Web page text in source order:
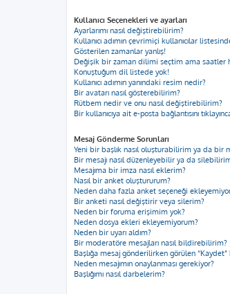
Kullanıcı Seçenekleri ve ayarları
Ayarlarımı nasıl değiştirebilirim?
Kullanıcı adımın çevrimiçi kullanıcılar
Gösterilen zamanlar yanlış!
Değişik bir zaman dilimi seçtim ama saatler
Konuştuğum dil listede yok!
Kullanıcı adımın yanındaki resim nedir?
Bir avatarı nasıl gösterebilirim?
Rütbem nedir ve onu nasıl değiştirebilirim?
Bir kullanıcıya ait e-posta bağlantısını
Mesaj Gönderme Sorunları
Yeni bir başlık nasıl oluşturabilirim ya da bir
Bir mesajı nasıl düzenleyebilir ya da
Mesajıma bir imza nasıl eklerim?
Nasıl bir anket oluştururum?
Neden daha fazla anket seçeneği
Bir anketi nasıl değiştirir veya silerim?
Neden bir foruma erişimim yok?
Neden dosya ekleri ekleyemiyorum?
Neden bir uyarı aldım?
Bir moderatöre mesajları nasıl bildirebilirim?
Başlığa mesaj gönderilirken görülen
Neden mesajımın onaylanması gerekiyor?
Başlığımı nasıl darbelerim?